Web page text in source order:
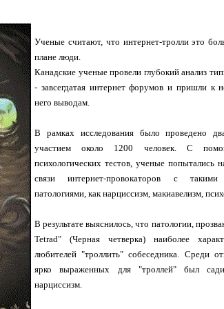
Ученые считают, что интернет-тролли это
плане люди.
Канадские ученые провели глубокий анализ
- завсегдатая интернет форумов и пришли к
него выводам.
В рамках исследования было проведено
участием около 1200 человек. С
психологических тестов, ученые попытались
связи интернет-провокаторов с такими
патологиями, как нарциссизм, макиавелизм,
В результате выяснилось, что патологии,
Tetrad" (Черная четверка) наиболее
любителей "троллить" собеседника. Среди
ярко выраженных для "троллей" был
нарциссизм.